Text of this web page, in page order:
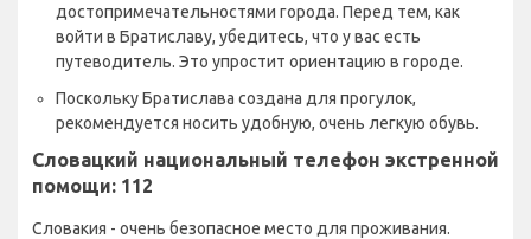
достопримечательностями города. Перед тем, как
войти в Братиславу, убедитесь, что у вас есть
путеводитель. Это упростит ориентацию в городе.
Поскольку Братислава создана для прогулок,
рекомендуется носить удобную, очень легкую обувь.
Словацкий национальный телефон экстренной
помощи: 112
Словакия - очень безопасное место для проживания.